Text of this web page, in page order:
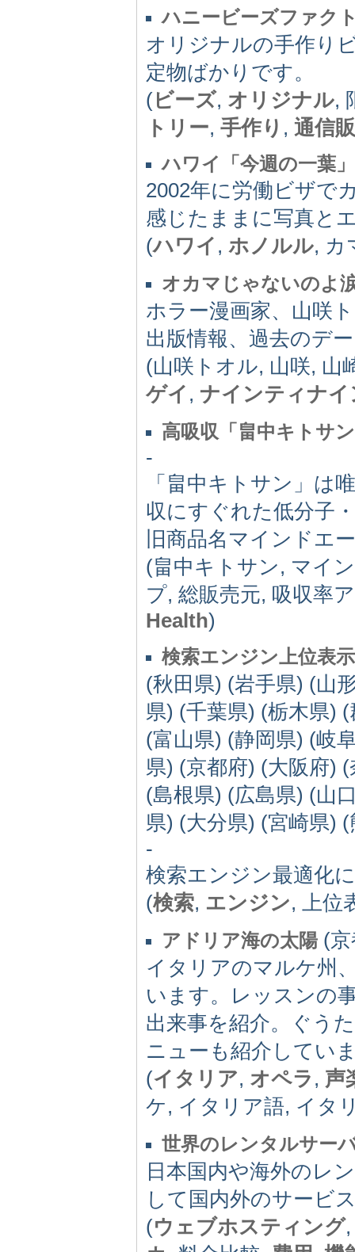
ハニービーズファク
オリジナルの手作り
定物ばかりです。
(ビーズ, オリジナル,
トリー, 手作り , 通信
ハワイ「今週の一葉」
2002年に労働ビザで
感じたままに写真と
(ハワイ , ホノルル, カ
オカマじゃないのよ
ホラー漫画家、山咲
出版情報、過去のデ
(山咲トオル, 山咲,
ゲイ , ナインティナイ
高吸収「畠中キトサ
-
「畠中キトサン」は
収にすぐれた低分子
旧商品名マインドエ
(畠中キトサン, マイ
プ, 総販売元, 吸収率
Health)
検索エンジン上位表
(秋田県) (岩手県) (山
県) (千葉県) (栃木県)
(富山県) (静岡県) (岐
県) (京都府) (大阪府)
(島根県) (広島県) (山
県) (大分県) (宮崎県)
-
検索エンジン最適化
(検索, エンジン, 上位
アドリア海の太陽 (
イタリアのマルケ州
います。レッスンの
出来事を紹介。ぐう
ニューも紹介してい
(イタリア, オペラ , 声
ケ, イタリア語, イタ
世界のレンタルサー
日本国内や海外のレ
して国内外のサービ
(ウェブホスティング